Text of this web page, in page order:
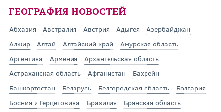
ГЕОГРАФИЯ НОВОСТЕЙ
Абхазия Австралия Австрия Адыгея
Азербайджан
Алжир
Алтай Алтайский край
Амурская область
Аргентина
Армения
Архангельская область
Астраханская область
Афганистан
Бахрейн
Башкортостан
Беларусь Белгородская область
Болгария
Босния и Герцеговина
Бразилия
Брянская область